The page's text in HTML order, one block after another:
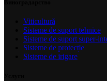
Viticultură
Sisteme de suport tehnice
Sisteme de suport super-
Sisteme de protecție
Sisteme de irigare